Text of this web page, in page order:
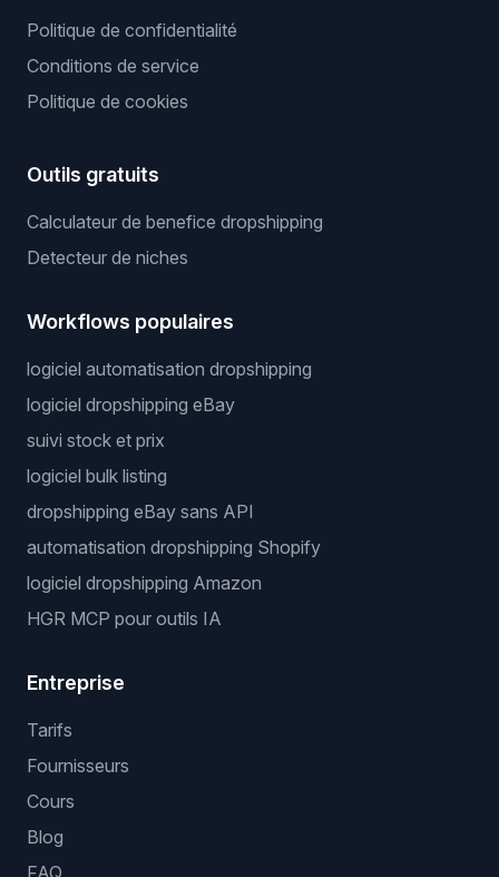
Politique de confidentialité
Conditions de service
Politique de cookies
Outils gratuits
Calculateur de benefice dropshipping
Detecteur de niches
Workflows populaires
logiciel automatisation dropshipping
logiciel dropshipping eBay
suivi stock et prix
logiciel bulk listing
dropshipping eBay sans API
automatisation dropshipping Shopify
logiciel dropshipping Amazon
HGR MCP pour outils IA
Entreprise
Tarifs
Fournisseurs
Cours
Blog
FAQ